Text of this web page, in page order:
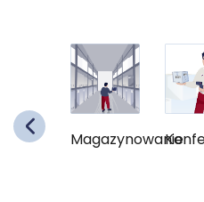
Magazynowanie